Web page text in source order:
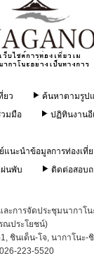
ยว
ค้นหาตามรูป
มมือ
ปฏิทินงานอี
แนะนำข้อมูลการท่องเที่
นพับ
ติดต่อสอบ
ละการจัดประชุมนากาโ
ณประโยชน์)
ชินเด็น-โจ, นากาโนะ-
223-5520